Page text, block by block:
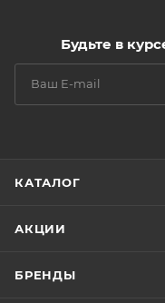
Будьте в
КАТАЛОГ
АКЦИИ
БРЕНДЫ